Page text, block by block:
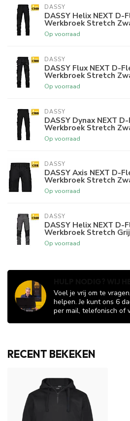
DASSY
DASSY Helix NEXT D-
Werkbroek Stretch
Op voorraad
DASSY
DASSY Flux NEXT D-
Werkbroek Stretch
Op voorraad
DASSY
DASSY Dynax NEXT
Werkbroek Stretch
Op voorraad
DASSY
DASSY Axis NEXT D-
Werkbroek Stretch
Op voorraad
DASSY
DASSY Helix NEXT D-
Werkbroek Stretch
Op voorraad
Voel je vrij om te
helpen. Je kunt ons 6
per mail, telefonisch of
RECENT BEKEKEN